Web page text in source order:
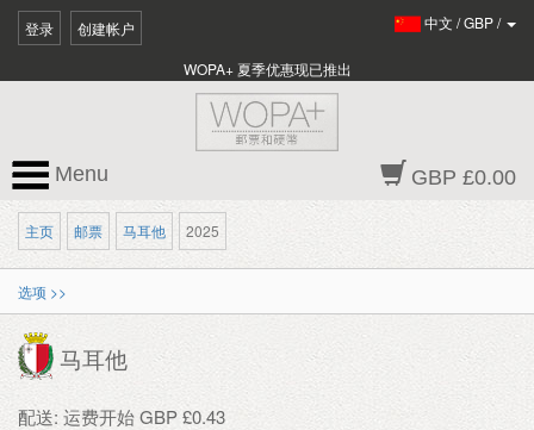
登录 创建帐户 中文 /GBP/
WOPA+ 夏季优惠现已推出
GBP £0.00
Menu
主页 邮票 马耳他 2025
选项 >>
马耳他
配送: 运费开始 GBP £0.43